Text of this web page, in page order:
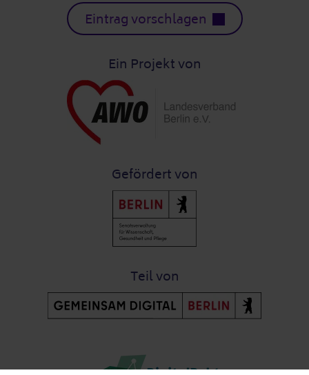
Eintrag vorschlagen
Ein Projekt von
Gefördert von
Teil von